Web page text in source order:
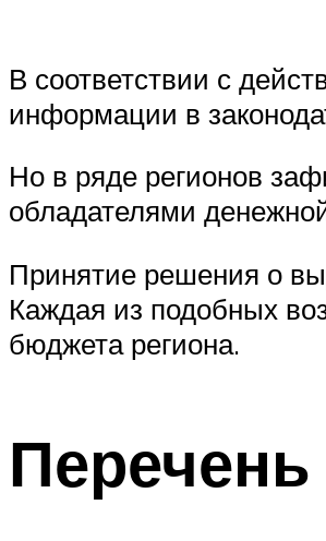
В соответствии с
информации в
Но в ряде регионов
обладателями
Принятие решения о
Каждая из подобных
бюджета региона.